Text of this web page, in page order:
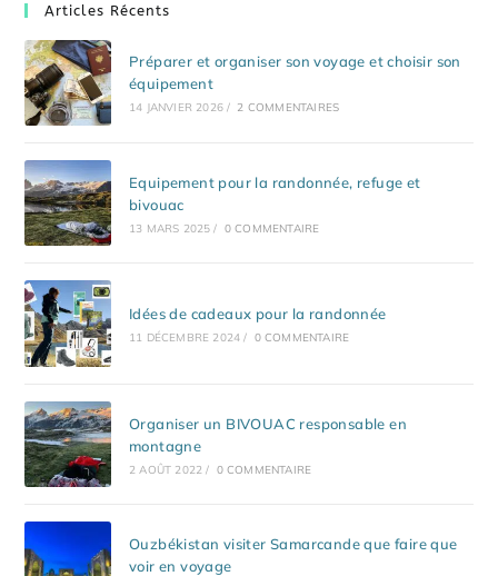
onglet
onglet
onglet
Articles Récents
Préparer et organiser son voyage et choisir son
équipement
14 JANVIER 2026 / 2 COMMENTAIRES
Equipement pour la randonnée, refuge et
bivouac
13 MARS 2025 / 0 COMMENTAIRE
Idées de cadeaux pour la randonnée
11 DÉCEMBRE 2024 / 0 COMMENTAIRE
Organiser un BIVOUAC responsable en
montagne
2 AOÛT 2022 / 0 COMMENTAIRE
Ouzbékistan visiter Samarcande que faire que
voir en voyage